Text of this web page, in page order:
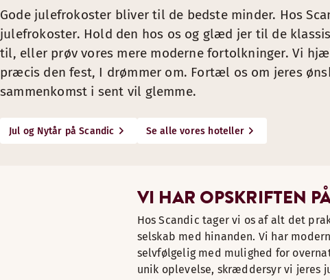
Gode julefrokoster bliver til de bedste minder. Hos
julefrokoster. Hold den hos os og glæd jer til de
til, eller prøv vores mere moderne fortolkninger. Vi
præcis den fest, I drømmer om. Fortæl os om jeres
sammenkomst i sent vil glemme.
Jul og Nytår på Scandic Se alle vores hoteller
VI HAR OPSKRIFTEN
Hos Scandic tager vi os af alt det
selskab med hinanden. Vi har
selvfølgelig med mulighed for
unik oplevelse, skræddersyr vi jeres
Pris
fra 495 kr. for alle alle 5 retter eller 35 kr. pr. person pr. ret.*
Æg med rejer, mayonnaise og dild
Hønsesalat med bacon og stegte svampe
Varmrøget laks med rygeostcreme og urter
Confiterede andelår med svesker og æbler